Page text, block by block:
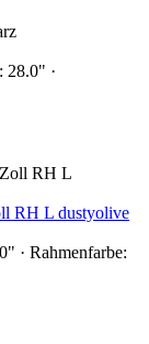
28.0" ·
RH L dustyolive
· Rahmenfarbe: